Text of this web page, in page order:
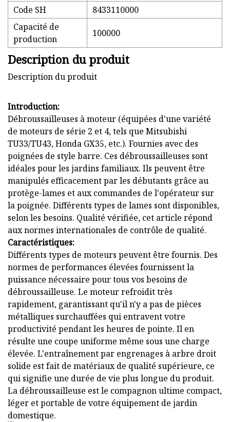
Code SH
8433110000
Capacité de
production
100000
Description du produit
Description du produit
Introduction:
Débroussailleuses à moteur (équipées d'une variété
de moteurs de série 2 et 4, tels que Mitsubishi
TU33/TU43, Honda GX35, etc.). Fournies avec des
poignées de style barre. Ces débroussailleuses sont
idéales pour les jardins familiaux. Ils peuvent être
manipulés efficacement par les débutants grâce au
protège-lames et aux commandes de l'opérateur sur
la poignée. Différents types de lames sont disponibles,
selon les besoins. Qualité vérifiée, cet article répond
aux normes internationales de contrôle de qualité.
Caractéristiques:
Différents types de moteurs peuvent être fournis. Des
normes de performances élevées fournissent la
puissance nécessaire pour tous vos besoins de
débroussailleuse. Le moteur refroidit très
rapidement, garantissant qu'il n'y a pas de pièces
métalliques surchauffées qui entravent votre
productivité pendant les heures de pointe. Il en
résulte une coupe uniforme même sous une charge
élevée. L'entraînement par engrenages à arbre droit
solide est fait de matériaux de qualité supérieure, ce
qui signifie une durée de vie plus longue du produit.
La débroussailleuse est le compagnon ultime compact,
léger et portable de votre équipement de jardin
domestique.